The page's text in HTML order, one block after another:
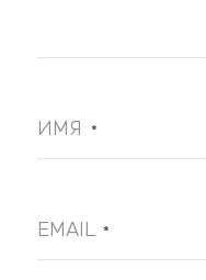
ИМЯ *
EMAIL *